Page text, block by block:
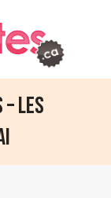
Les